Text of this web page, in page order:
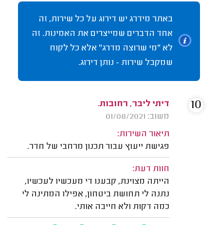
באתר מידרג יש דירוג על כל שירות, זה
אחד הדברים שמייצרים את האמינות. זה
לא "מי שרוצה מדרג" אלא כל לקוח
שמקבל שירות - נותן דירוג.
דיתי ליבר, רחובות.
משוב: 01/08/2021
תיאור השירות:
פגישת ייעוץ עבור תכנון מרחבי של חדר.
חוות דעת:
הייתה מצוינת, קבענו די מעכשיו לעכשיו,
נתנה לי תחושת ביטחון, אפילו המתינה לי
כמה דקות ולא חייבה אותי.
10